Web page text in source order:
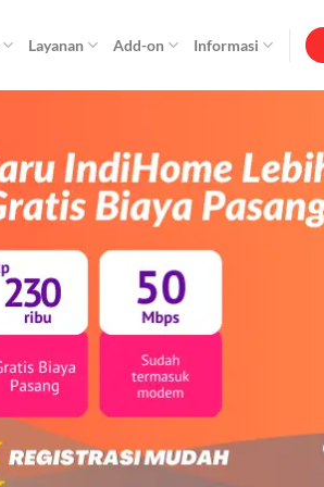
Layanan Add-on Informasi